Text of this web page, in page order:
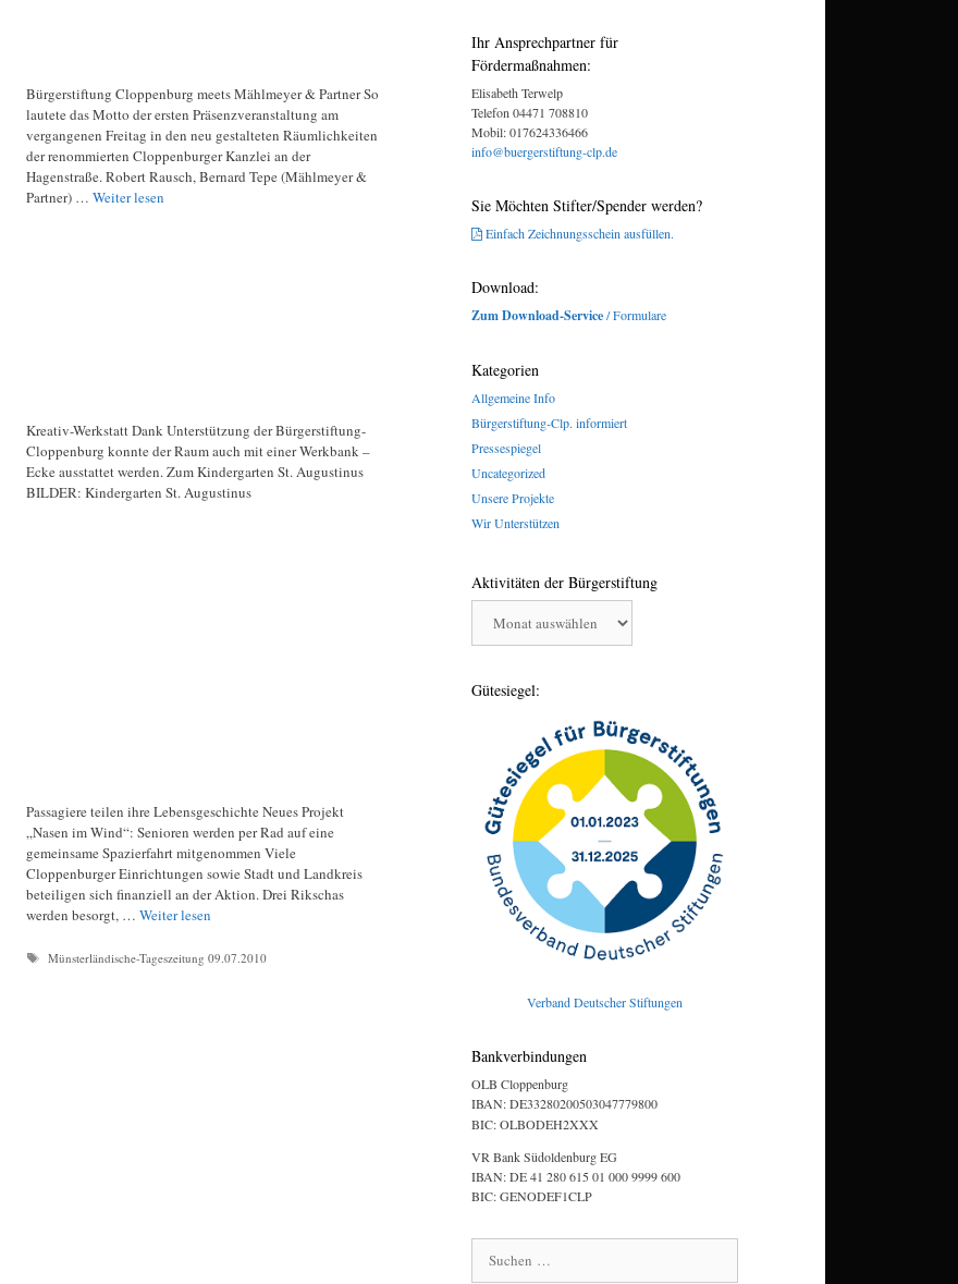
Bürgerstiftung Cloppenburg meets Mählmeyer & Partner So
lautete das Motto der ersten Präsenzveranstaltung am
vergangenen Freitag in den neu gestalteten Räumlichkeiten
der renommierten Cloppenburger Kanzlei an der
Hagenstraße. Robert Rausch, Bernard Tepe (Mählmeyer &
Partner) … Weiter lesen
Kreativ-Werkstatt Dank Unterstützung der Bürgerstiftung-
Cloppenburg konnte der Raum auch mit einer Werkbank –
Ecke ausstattet werden. Zum Kindergarten St. Augustinus
BILDER: Kindergarten St. Augustinus
Passagiere teilen ihre Lebensgeschichte Neues Projekt
„Nasen im Wind“: Senioren werden per Rad auf eine
gemeinsame Spazierfahrt mitgenommen Viele
Cloppenburger Einrichtungen sowie Stadt und Landkreis
beteiligen sich finanziell an der Aktion. Drei Rikschas
werden besorgt, … Weiter lesen
Schlagwörter
Münsterländische-Tageszeitung 09.07.2010
Ihr Ansprechpartner für
Fördermaßnahmen:
Elisabeth Terwelp
Telefon 04471 708810
Mobil: 017624336466
info@buergerstiftung-clp.de
Sie Möchten Stifter/Spender werden?
Einfach Zeichnungsschein ausfüllen.
Download:
Zum Download-Service/ Formulare
Kategorien
Allgemeine Info
Bürgerstiftung-Clp. informiert
Pressespiegel
Uncategorized
Unsere Projekte
Wir Unterstützen
Aktivitäten der Bürgerstiftung
Bürgerstiftung
Gütesiegel:
Verband Deutscher Stiftungen
Bankverbindungen
OLB Cloppenburg
IBAN: DE33280200503047779800
BIC: OLBODEH2XXX
VR Bank Südoldenburg EG
IBAN: DE 41 280 615 01 000 9999 600
BIC: GENODEF1CLP
nach: